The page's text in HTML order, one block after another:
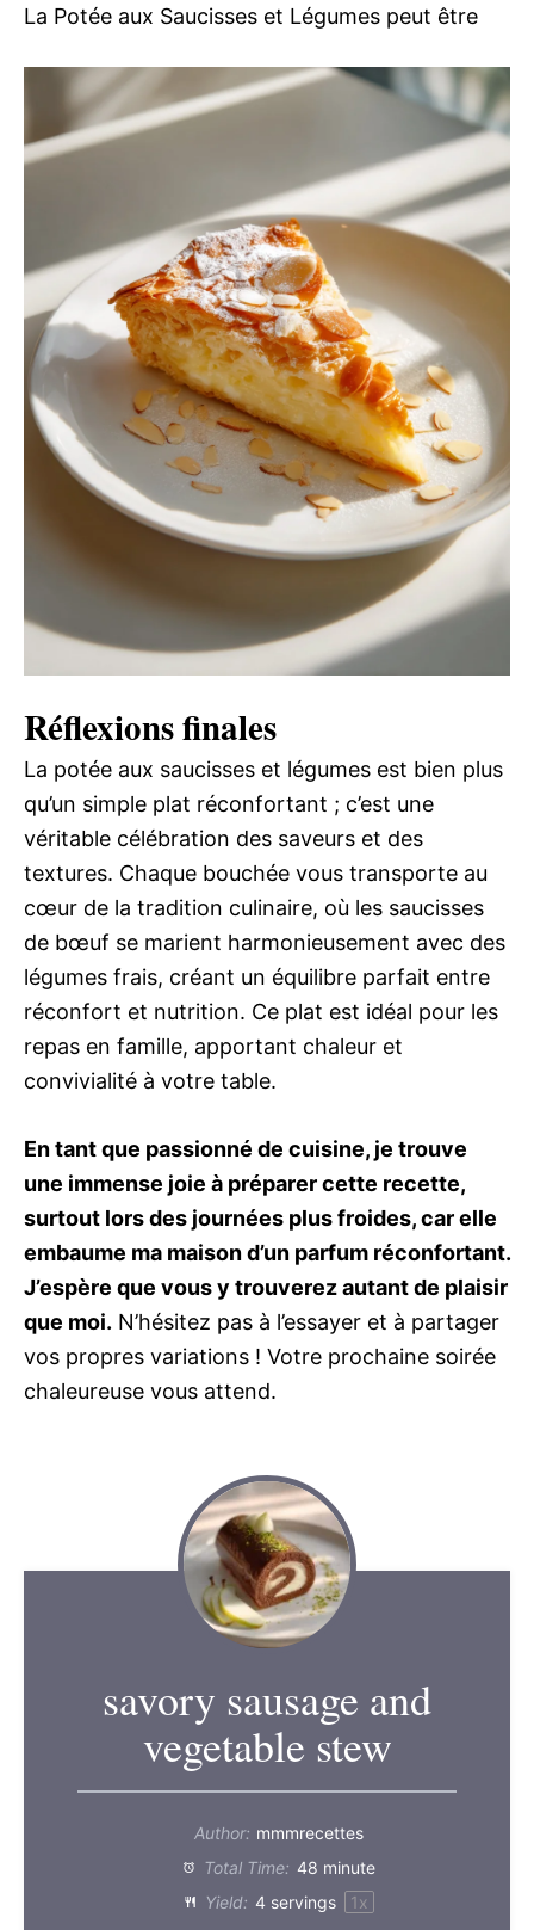
La Potée aux Saucisses et Légumes peut être
Réflexions finales
La potée aux saucisses et légumes est bien plus
qu’un simple plat réconfortant ; c’est une
véritable célébration des saveurs et des
textures. Chaque bouchée vous transporte au
cœur de la tradition culinaire, où les saucisses
de bœuf se marient harmonieusement avec des
légumes frais, créant un équilibre parfait entre
réconfort et nutrition. Ce plat est idéal pour les
repas en famille, apportant chaleur et
convivialité à votre table.
En tant que passionné de cuisine, je trouve
une immense joie à préparer cette recette,
surtout lors des journées plus froides, car elle
embaume ma maison d’un parfum réconfortant.
J’espère que vous y trouverez autant de plaisir
que moi. N’hésitez pas à l’essayer et à partager
vos propres variations ! Votre prochaine soirée
chaleureuse vous attend.
savory sausage and
vegetable stew
Author: mmmrecettes
Total Time: 48 minute
Yield: 4servings 1x